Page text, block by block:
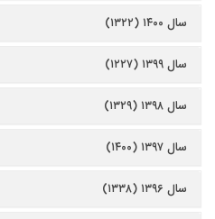
سال ۱۴۰۰ (۱۳۲۲)
سال ۱۳۹۹ (۱۲۲۷)
سال ۱۳۹۸ (۱۳۲۹)
سال ۱۳۹۷ (۱۴۰۰)
سال ۱۳۹۶ (۱۳۳۸)